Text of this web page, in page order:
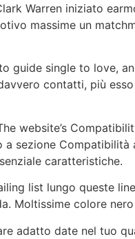
Warren iniziato
massime un
guide single to love,
contatti, più
website’s
sezione
caratteristiche.
list lungo queste
Moltissime colore
adatto date nel tuo